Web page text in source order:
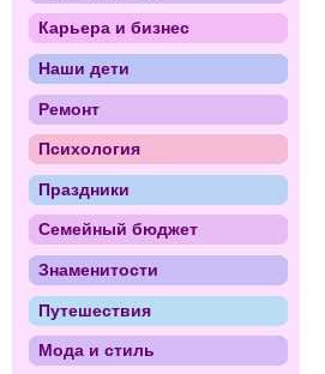
Карьера и бизнес
Наши дети
Ремонт
Психология
Праздники
Семейный бюджет
Знаменитости
Путешествия
Мода и стиль